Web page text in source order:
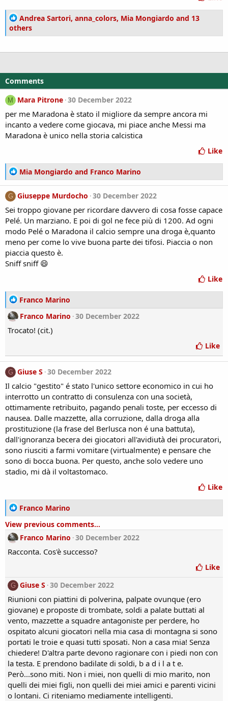
R
e
a
o
n
:
Andrea Sartori, anna_colors, Mia Mongiardo and 13
others
Comments
M Mara Pitrone 30 December 2022
per me Maradona è stato il migliore da sempre ancora mi
incanto a vedere come giocava, mi piace anche Messi ma
Maradona è unico nella storia calcistica
Like
R
e
c
t
i
o
n
:
Mia Mongiardo and Franco Marino
G Giuseppe Murdocho 30 December 2022
Sei troppo giovane per ricordare davvero di cosa fosse capace
Pelé. Un marziano. E poi di gol ne fece più di 1200. Ad ogni
modo Pelé o Maradona il calcio sempre una droga è,quanto
meno per come lo vive buona parte dei tifosi. Piaccia o non
piaccia questo è.
Sniff sniff 😄
Like
R
a
c
o
n
s
:
Franco Marino
Franco Marino 30 December 2022
Trocato! (cit.)
Like
G Giuse S 30 December 2022
Il calcio "gestito" é stato l'unico settore economico in cui ho
interrotto un contratto di consulenza con una società,
ottimamente retribuito, pagando penali toste, per eccesso di
nausea. Dalle mazzette, alla corruzione, dalla droga alla
prostituzione (la frase del Berlusca non é una battuta),
dall'ignoranza becera dei giocatori all'avidiutà dei procuratori,
sono riusciti a farmi vomitare (virtualmente) e pensare che
sono di bocca buona. Per questo, anche solo vedere uno
stadio, mi dà il voltastomaco.
Like
R
e
a
c
i
s
Franco Marino
View previous comments...
Franco Marino 30 December 2022
Racconta. Cos'è successo?
Like
G Giuse S 30 December 2022
Riunioni con piattini di polverina, palpate ovunque (ero
giovane) e proposte di trombate, soldi a palate buttati al
vento, mazzette a squadre antagoniste per perdere, ho
ospitato alcuni giocatori nella mia casa di montagna si sono
portati le troie e quasi tutti sposati. Non a casa mia! Senza
chiedere! D'altra parte devono ragionare con i piedi non con
la testa. E prendono badilate di soldi, b a d i l a t e.
Però...sono miti. Non i miei, non quelli di mio marito, non
quelli dei miei figli, non quelli dei miei amici e parenti vicini
o lontani. Ci riteniamo mediamente intelligenti.